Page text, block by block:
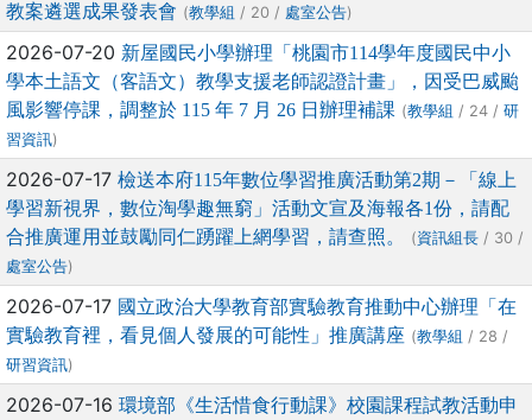
教案遴選成果發表會 (教學組 / 20 / 處室公告)
2026-07-20 新屋國民小學辦理「桃園市114學年度國民中小
學本土語文（客語文）教學支援老師認證計畫」，因受巴威颱
風影響停課，調整於 115 年 7 月 26 日辦理補課 (教學組 / 24 / 研
習資訊)
2026-07-17 檢送本府115年數位學習推廣活動第2期－「線上
學習新視界，數位淘學趣無窮」活動文宣及海報各1份，請配
合推廣運用並鼓勵同仁踴躍上網學習，請查照。
(資訊組長 / 30 /
處室公告)
2026-07-17 國立政治大學教育部實驗教育推動中心辦理「在
實驗教育裡，看見個人發展的可能性」推廣講座 (教學組 / 28 /
研習資訊)
2026-07-16 環境部《生活惜食行動課》校園課程試教活動申